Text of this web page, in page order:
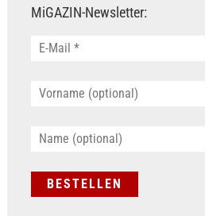
MiGAZIN-Newsletter: